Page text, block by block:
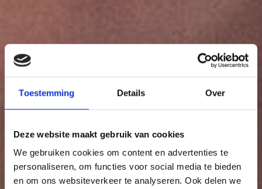
Toestemming Details Over
Deze website maakt gebruik van cookies
We gebruiken cookies om content en advertenties te
personaliseren, om functies voor social media te bieden
en om ons websiteverkeer te analyseren. Ook delen we